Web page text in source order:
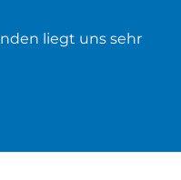
liegt uns sehr